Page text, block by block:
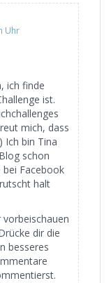
Uhr
ich finde
ist.
mich, dass
Ich bin Tina
schon
bei Facebook
halt
dir die
besseres